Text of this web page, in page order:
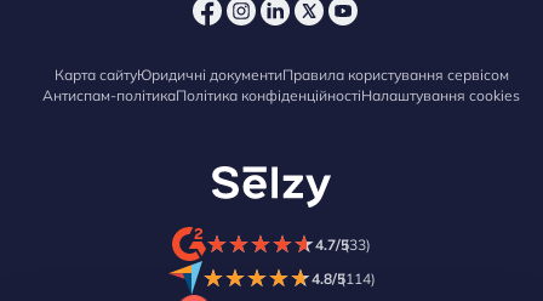
Карта сайтуЮридичні документиПравила користування сервісом
Антиспам-політикаПолітика конфіденційностіНалаштування cookies
★★★★★
★★★★★4.7/5(33)
★★★★★
★★★★★4.8/5(114)